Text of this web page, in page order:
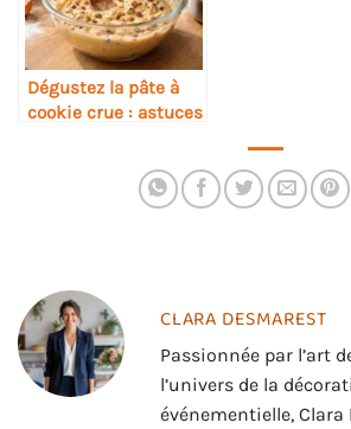
Dégustez la pâte à
cookie crue : astuces
CLARA DESMAREST
Passionnée par l’art
l’univers de la
événementielle, Clara